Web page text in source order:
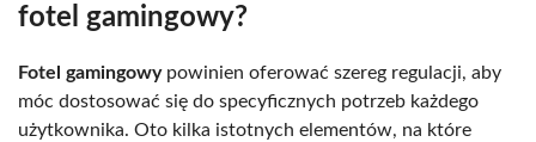
fotel gamingowy?
Fotel gamingowypowinien oferować szereg regulacji, aby
móc dostosować się do specyficznych potrzeb każdego
użytkownika. Oto kilka istotnych elementów, na które